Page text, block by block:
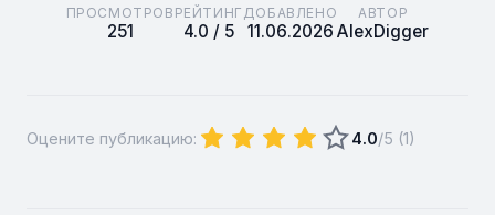
ПРОСМОТРОВ
251
РЕЙТИНГ
4.0 / 5
ДОБАВЛЕНО
11.06.2026
АВТОР
AlexDigger
Оцените публикацию: 4.0/5 (1)